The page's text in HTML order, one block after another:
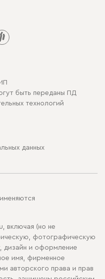
быть переданы ПД
технологий
данных
включая (но не
фотографическую
дизайн и оформление
имя, фирменное
авторского права и прав